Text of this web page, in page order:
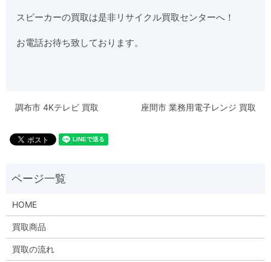
スピーカーの買取は是非リサイクル買取センターへ！
お電話お待ち致しております。
調布市 4Kテレビ 買取 座間市 業務用電子レンジ 買取
HOME
買取商品
買取の流れ